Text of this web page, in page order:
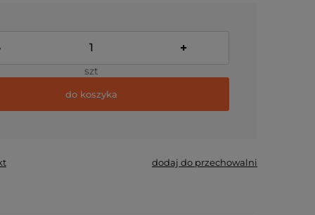
+
szt
do koszyka
dodaj do przechowalni